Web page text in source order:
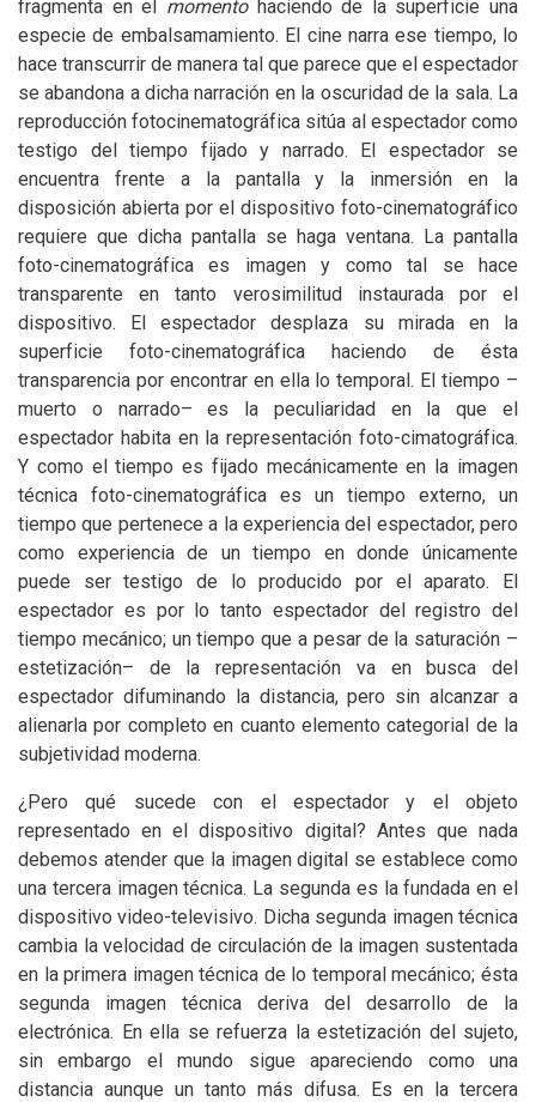
fragmenta en el momento haciendo de la superficie una
especie de embalsamamiento. El cine narra ese tiempo, lo
hace transcurrir de manera tal que parece que el espectador
se abandona a dicha narración en la oscuridad de la sala. La
reproducción fotocinematográfica sitúa al espectador como
testigo del tiempo fijado y narrado. El espectador se
encuentra frente a la pantalla y la inmersión en la
disposición abierta por el dispositivo foto-cinematográfico
requiere que dicha pantalla se haga ventana. La pantalla
foto-cinematográfica es imagen y como tal se hace
transparente en tanto verosimilitud instaurada por el
dispositivo. El espectador desplaza su mirada en la
superficie foto-cinematográfica haciendo de ésta
transparencia por encontrar en ella lo temporal. El tiempo –
muerto o narrado– es la peculiaridad en la que el
espectador habita en la representación foto-cimatográfica.
Y como el tiempo es fijado mecánicamente en la imagen
técnica foto-cinematográfica es un tiempo externo, un
tiempo que pertenece a la experiencia del espectador, pero
como experiencia de un tiempo en donde únicamente
puede ser testigo de lo producido por el aparato. El
espectador es por lo tanto espectador del registro del
tiempo mecánico; un tiempo que a pesar de la saturación –
estetización– de la representación va en busca del
espectador difuminando la distancia, pero sin alcanzar a
alienarla por completo en cuanto elemento categorial de la
subjetividad moderna.
¿Pero qué sucede con el espectador y el objeto
representado en el dispositivo digital? Antes que nada
debemos atender que la imagen digital se establece como
una tercera imagen técnica. La segunda es la fundada en el
dispositivo video-televisivo. Dicha segunda imagen técnica
cambia la velocidad de circulación de la imagen sustentada
en la primera imagen técnica de lo temporal mecánico; ésta
segunda imagen técnica deriva del desarrollo de la
electrónica. En ella se refuerza la estetización del sujeto,
sin embargo el mundo sigue apareciendo como una
distancia aunque un tanto más difusa. Es en la tercera